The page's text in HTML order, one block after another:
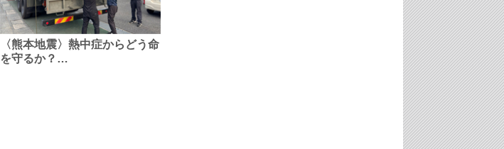
〈熊本地震〉熱中症からどう命
を守るか？…